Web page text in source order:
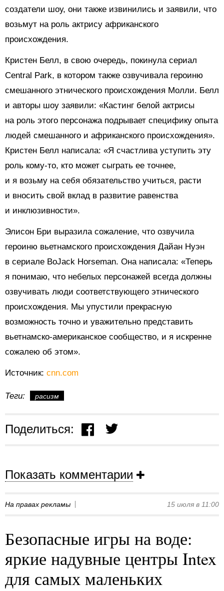
создатели шоу, они также извинились и заявили, что
возьмут на роль актрису африканского
происхождения.
Кристен Белл, в свою очередь, покинула сериал
Central Park, в котором также озвучивала героиню
смешанного этнического происхождения Молли. Белл
и авторы шоу заявили: «Кастинг белой актрисы
на роль этого персонажа подрывает специфику опыта
людей смешанного и африканского происхождения».
Кристен Белл написала: «Я счастлива уступить эту
роль кому-то, кто может сыграть ее точнее,
и я возьму на себя обязательство учиться, расти
и вносить свой вклад в развитие равенства
и инклюзивности».
Элисон Бри выразила сожаление, что озвучила
героиню вьетнамского происхождения Дайан Нуэн
в сериале BoJack Horseman. Она написала: «Теперь
я понимаю, что небелых персонажей всегда должны
озвучивать люди соответствующего этнического
происхождения. Мы упустили прекрасную
возможность точно и уважительно представить
вьетнамско-американское сообщество, и я искренне
сожалею об этом».
Источник: cnn.com
Теги: расизм
Поделиться:
Показать комментарии
На правах рекламы 15 июля в 11:00
Безопасные игры на воде:
яркие надувные центры Intex
для самых маленьких